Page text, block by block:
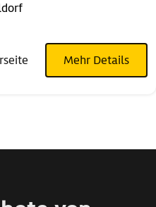
Mehr Details